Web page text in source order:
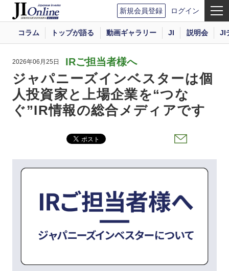
新規会員登録 ログイン
コラム トップが語る 動画ギャラリー JI 説明会 JI
2026年06月25日 IRご担当者様へ
ジャパニーズインベスターは個
人投資家と上場企業を“つな
ぐ”IR情報の総合メディアです